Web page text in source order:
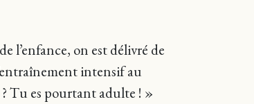
l’enfance, on est délivré de
intensif au
Tu es pourtant adulte ! »